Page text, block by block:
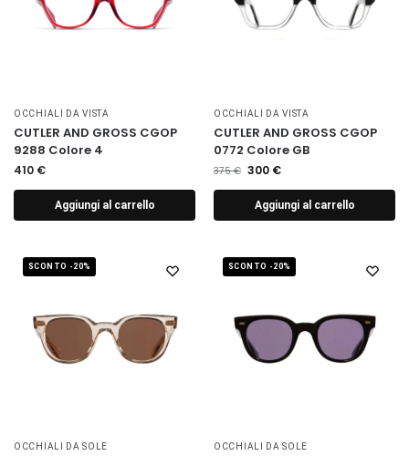
OCCHIALI DA VISTA
CUTLER AND GROSS CGOP
9288 Colore 4
410 €
Aggiungi al carrello
OCCHIALI DA VISTA
CUTLER AND GROSS CGOP
0772 Colore GB
375€ 300 €
Aggiungi al carrello
SCONTO -20%
OCCHIALI DA SOLE
SCONTO -20%
OCCHIALI DA SOLE